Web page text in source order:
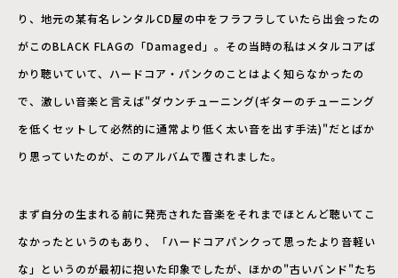
り、地元の某有名レンタルCD屋の中をフラフラしていたら出会ったの
がこのBLACK FLAGの「Damaged」。その当時の私はメタルコアば
かり聴いていて、ハードコア・パンクのことはよく知らなかったの
で、激しい音楽と言えば"ダウンチューニング(ギターのチューニング
を低くセットして必然的に通常より低く太い音を出す手法)"だとばか
り思っていたのが、このアルバムで覆されました。
まず自分の生まれる前に発売された音楽をそれまでほとんど聴いてこ
なかったというのもあり、「ハードコアパンクって思ったより音軽い
な」というのが最初に抱いた印象でしたが、ほかの"古いバンド"たち